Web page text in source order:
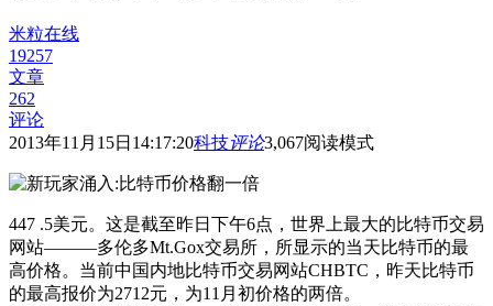
米粒在线
19257
文章
262
评论
2013年11月15日14:17:20科技评论3,067阅读模式
447 .5美元。这是截至昨日下午6点，世界上最大的比特币交易
网站———多伦多Mt.Gox交易所，所显示的当天比特币的最
高价格。当前中国内地比特币交易网站CHBTC，昨天比特币
的最高报价为2712元，为11月初价格的两倍。